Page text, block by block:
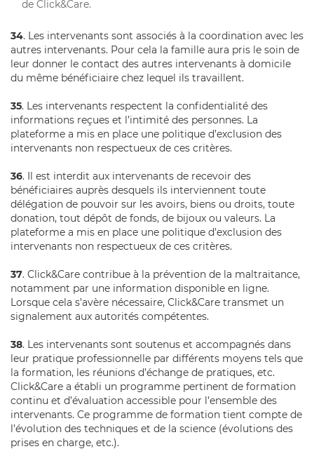
de Click&Care.
34. Les intervenants sont associés à la coordination avec les
autres intervenants. Pour cela la famille aura pris le soin de
leur donner le contact des autres intervenants à domicile
du même bénéficiaire chez lequel ils travaillent.
35. Les intervenants respectent la confidentialité des
informations reçues et l’intimité des personnes. La
plateforme a mis en place une politique d’exclusion des
intervenants non respectueux de ces critères.
36. Il est interdit aux intervenants de recevoir des
bénéficiaires auprès desquels ils interviennent toute
délégation de pouvoir sur les avoirs, biens ou droits, toute
donation, tout dépôt de fonds, de bijoux ou valeurs. La
plateforme a mis en place une politique d’exclusion des
intervenants non respectueux de ces critères.
37. Click&Care contribue à la prévention de la maltraitance,
notamment par une information disponible en ligne.
Lorsque cela s’avère nécessaire, Click&Care transmet un
signalement aux autorités compétentes.
38. Les intervenants sont soutenus et accompagnés dans
leur pratique professionnelle par différents moyens tels que
la formation, les réunions d’échange de pratiques, etc.
Click&Care a établi un programme pertinent de formation
continu et d’évaluation accessible pour l’ensemble des
intervenants. Ce programme de formation tient compte de
l’évolution des techniques et de la science (évolutions des
prises en charge, etc.).